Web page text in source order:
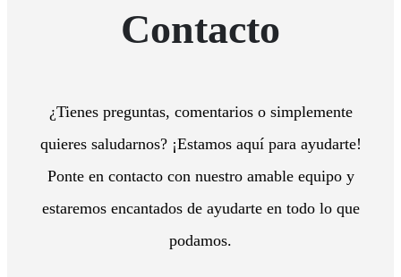
Contacto
¿Tienes preguntas, comentarios o simplemente
quieres saludarnos? ¡Estamos aquí para ayudarte!
Ponte en contacto con nuestro amable equipo y
estaremos encantados de ayudarte en todo lo que
podamos.